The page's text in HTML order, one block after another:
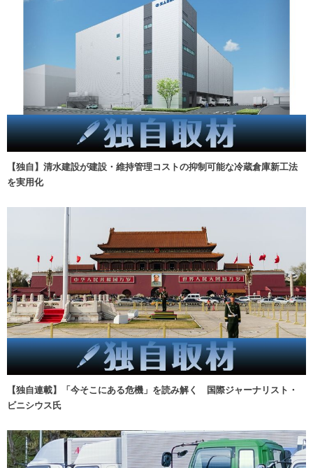
【独自】清水建設が建設・維持管理コストの抑制可能な冷蔵倉庫新工法
を実用化
【独自連載】「今そこにある危機」を読み解く 国際ジャーナリスト・
ビニシウス氏